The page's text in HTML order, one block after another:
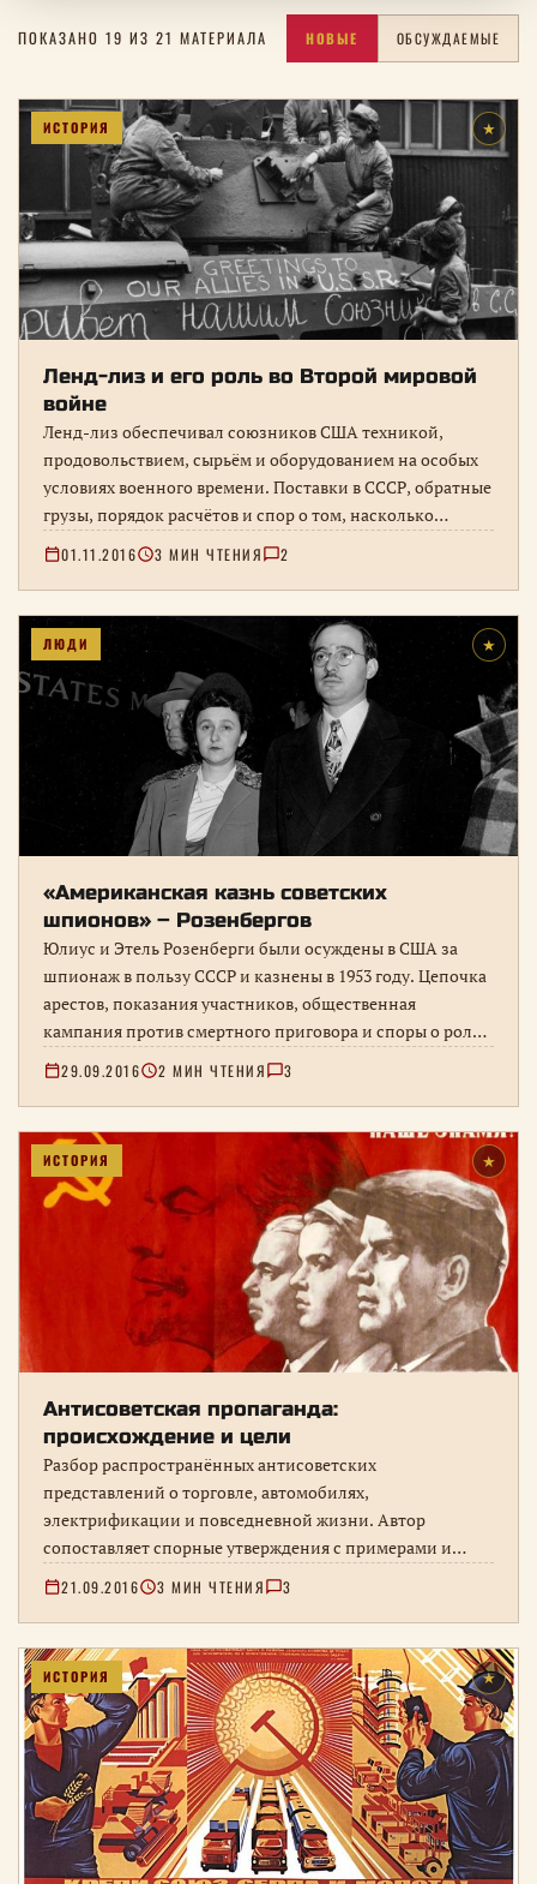
ПОКАЗАНО 19 ИЗ 21 МАТЕРИАЛА НОВЫЕ ОБСУЖДАЕМЫЕ
ИСТОРИЯ ★
Ленд-лиз и его роль во Второй мировой
войне
Ленд-лиз обеспечивал союзников США техникой,
продовольствием, сырьём и оборудованием на особых
условиях военного времени. Поставки в СССР, обратные
грузы, порядок расчётов и спор о том, насколько
помощь повлияла на общий исход войны.
01.11.2016 3 МИН ЧТЕНИЯ 2
ЛЮДИ ★
«Американская казнь советских
шпионов» – Розенбергов
Юлиус и Этель Розенберги были осуждены в США за
шпионаж в пользу СССР и казнены в 1953 году. Цепочка
арестов, показания участников, общественная
кампания против смертного приговора и споры о роли
каждого из супругов.
29.09.2016 2 МИН ЧТЕНИЯ 3
ИСТОРИЯ ★
Антисоветская пропаганда:
происхождение и цели
Разбор распространённых антисоветских
представлений о торговле, автомобилях,
электрификации и повседневной жизни. Автор
сопоставляет спорные утверждения с примерами и
собственными наблюдениями, поэтому текст стоит
21.09.2016 3 МИН ЧТЕНИЯ 3
ИСТОРИЯ ★